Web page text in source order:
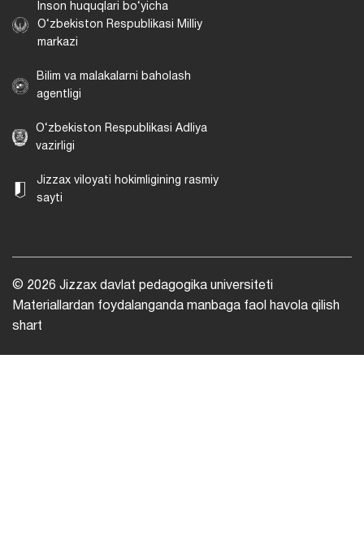
Inson huquqlari bo‘yicha
O‘zbekiston Respublikasi Milliy
markazi
Bilim va malakalarni baholash
agentligi
O‘zbekiston Respublikasi Adliya
vazirligi
Jizzax viloyati hokimligining rasmiy
sayti
© 2026 Jizzax davlat pedagogika universiteti
Materiallardan foydalanganda manbaga faol havola qilish
shart